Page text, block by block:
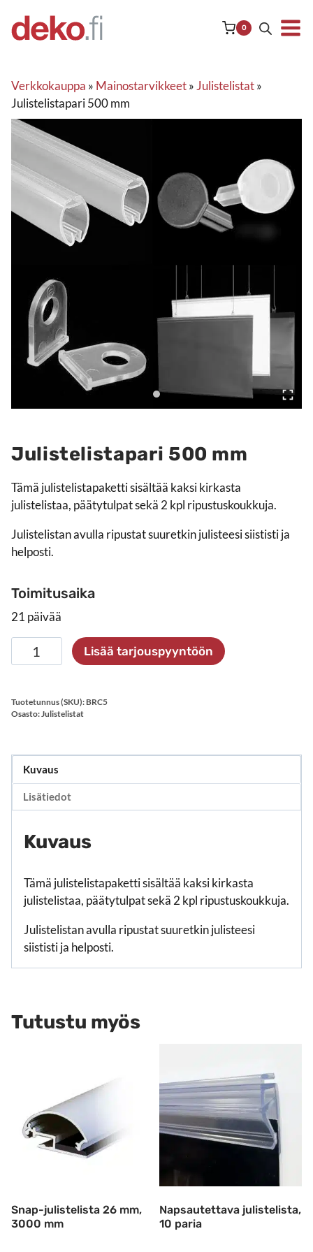
sisältöön
0
Verkkokauppa » Mainostarvikkeet» Julistelistat»
Julistelistapari 500 mm
Julistelistapari 500 mm
Tämä julistelistapaketti sisältää kaksi kirkasta
julistelistaa, päätytulpat sekä 2 kpl ripustuskoukkuja.
Julistelistan avulla ripustat suuretkin julisteesi siististi ja
helposti.
Toimitusaika
21 päivää
Julistelistapari
500
määrä
Lisää tarjouspyyntöön
Tuotetunnus (SKU): BRC5
Osasto:Julistelistat
Kuvaus
Lisätiedot
Kuvaus
Tämä julistelistapaketti sisältää kaksi kirkasta
julistelistaa, päätytulpat sekä 2 kpl ripustuskoukkuja.
Julistelistan avulla ripustat suuretkin julisteesi
siististi ja helposti.
Tutustu myös
Snap-julistelista 26 mm,
3000 mm
Napsautettava julistelista,
10 paria